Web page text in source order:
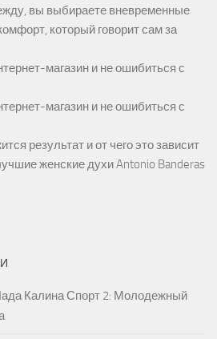
вы выбираете вневременные
который говорит сам за
магазин и не ошибиться с
магазин и не ошибиться с
результат и от чего это зависит
женские духи Antonio Banderas
Калина Спорт 2: Молодежный